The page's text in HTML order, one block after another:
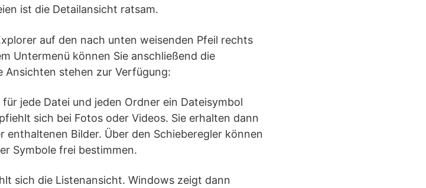
ist die Detailansicht ratsam.
auf den nach unten weisenden Pfeil rechts
Untermenü können Sie anschließend die
Ansichten stehen zur Verfügung:
jede Datei und jeden Ordner ein Dateisymbol
sich bei Fotos oder Videos. Sie erhalten dann
enthaltenen Bilder. Über den Schieberegler können
Symbole frei bestimmen.
sich die Listenansicht. Windows zeigt dann